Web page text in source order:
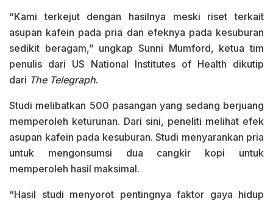
“Kami terkejut dengan hasilnya meski riset terkait
asupan kafein pada pria dan efeknya pada kesuburan
sedikit beragam,” ungkap Sunni Mumford, ketua tim
penulis dari US National Institutes of Health dikutip
dari The Telegraph.
Studi melibatkan 500 pasangan yang sedang berjuang
memperoleh keturunan. Dari sini, peneliti melihat efek
asupan kafein pada kesuburan. Studi menyarankan pria
untuk mengonsumsi dua cangkir kopi untuk
memperoleh hasil maksimal.
“Hasil studi menyorot pentingnya faktor gaya hidup